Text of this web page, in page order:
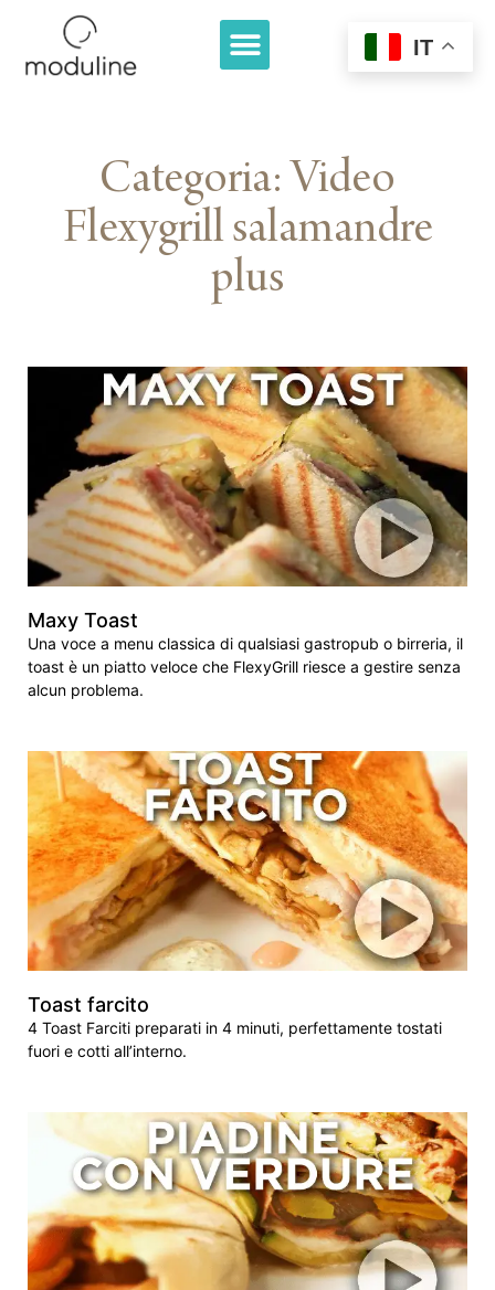
Categoria: Video
Flexygrill salamandre
plus
Maxy Toast
Una voce a menu classica di qualsiasi gastropub o birreria, il
toast è un piatto veloce che FlexyGrill riesce a gestire senza
alcun problema.
Toast farcito
4 Toast Farciti preparati in 4 minuti, perfettamente tostati
fuori e cotti all’interno.
IT